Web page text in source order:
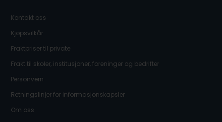
Kontakt oss
Kjøpsvilkår
Fraktpriser til private
Frakt til skoler, institusjoner, foreninger og bedrifter
Personvern
Retningslinjer for informasjonskapsler
Om oss